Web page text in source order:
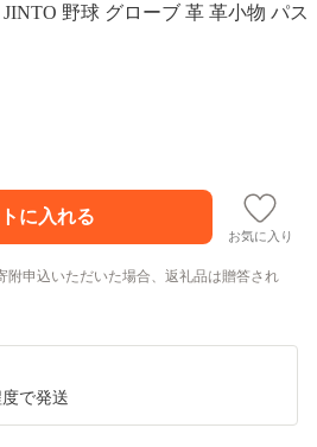
野球 グローブ 革 革小物 パス
お気に入り
附申込いただいた場合、返礼品は贈答され
で発送